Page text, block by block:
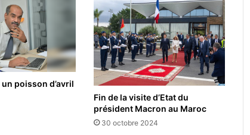
un poisson d’avril
Fin de la visite d’Etat du
président Macron au Maroc
30 octobre 2024